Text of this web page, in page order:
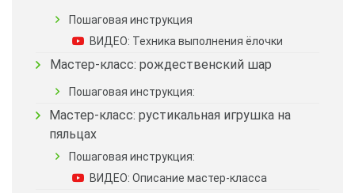
Пошаговая инструкция
ВИДЕО: Техника выполнения ёлочки
Мастер-класс: рождественский шар
Пошаговая инструкция:
Мастер-класс: рустикальная игрушка на
пяльцах
Пошаговая инструкция:
ВИДЕО: Описание мастер-класса